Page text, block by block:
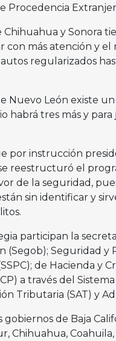
Procedencia
Chihuahua y Sonora
con más atención y el
regularizados
Nuevo León existe
habrá tres más y para
por instrucción
reestructuró el
de la seguridad,
sin identificar y
participan la
(Segob); Seguridad y
de Hacienda y
a través del
Tributaria (SAT) y
gobiernos de Baja
Chihuahua,